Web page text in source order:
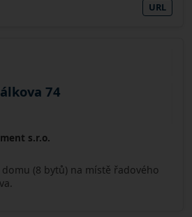
URL
74
s.r.o.
(8 bytů) na místě řadového